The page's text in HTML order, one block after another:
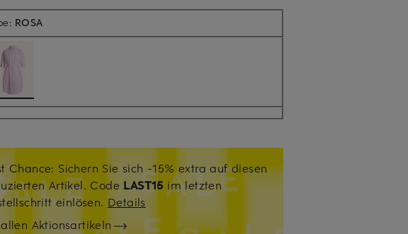
ROSA
Chance: Sichern Sie sich -15% extra auf diesen
Artikel. Code LAST15 im letzten
einlösen. Details
Aktionsartikeln